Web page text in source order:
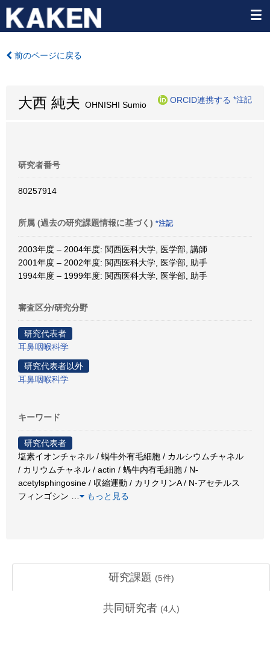
前のページに戻る
大西 純夫 OHNISHI Sumio
ORCID連携する *注記
研究者番号
80257914
所属 (過去の研究課題情報に基づく) *注記
2003年度 – 2004年度: 関西医科大学, 医学部, 講師
2001年度 – 2002年度: 関西医科大学, 医学部, 助手
1994年度 – 1999年度: 関西医科大学, 医学部, 助手
審査区分/研究分野
研究代表者
耳鼻咽喉科学
研究代表者以外
耳鼻咽喉科学
キーワード
研究代表者
塩素イオンチャネル / 蝸牛外有毛細胞 / カルシウムチャネル
/ カリウムチャネル / actin / 蝸牛内有毛細胞 / N-
acetylsphingosine / 収縮運動 / カリクリンA / N-アセチルス
フィンゴシン
もっと見る
研究課題 (5件)
共同研究者 (4人)